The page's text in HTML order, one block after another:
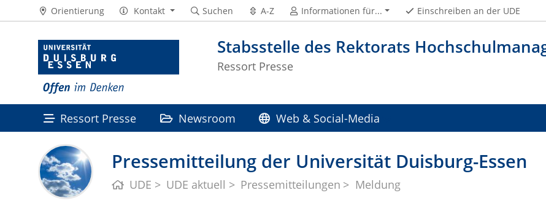
Stabsstelle des Rektorats
Ressort Presse
Orientierung Kontakt Suchen A-Z Informationen für... Einschreiben an der UDE
Ressort Presse Newsroom Web & Social-Media
Pressemitteilung der Universität Duisburg-Essen
UDE UDE aktuell Pressemitteilungen Meldung